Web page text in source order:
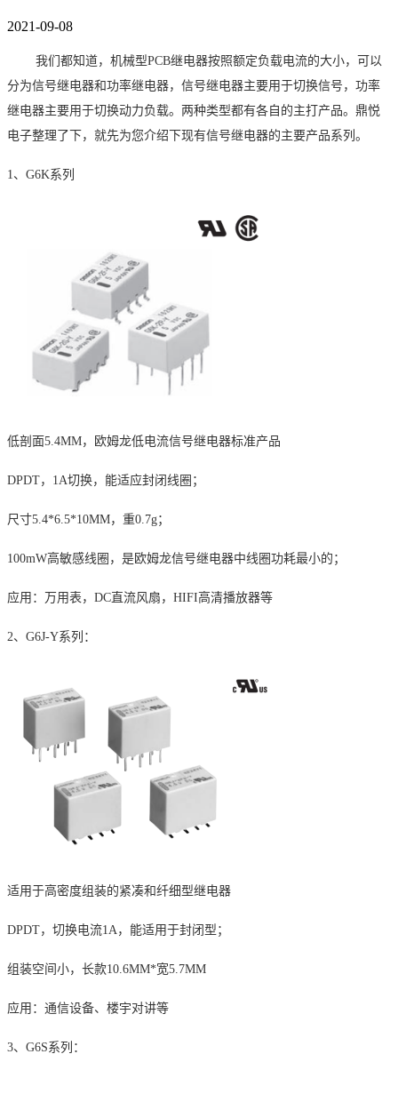
2021-09-08
我们都知道，机械型PCB继电器按照额定负载电流的大小，可以
分为信号继电器和功率继电器，信号继电器主要用于切换信号，功率
继电器主要用于切换动力负载。两种类型都有各自的主打产品。鼎悦
电子整理了下，就先为您介绍下现有信号继电器的主要产品系列。
1、 G6K系列
低剖面5.4MM，欧姆龙低电流信号继电器标准产品
DPDT， 1A切换，能适应封闭线圈；
尺寸5.4*6.5*10MM，重0.7g；
100mW高敏感线圈，是欧姆龙信号继电器中线圈功耗最小的；
应用：万用表， DC直流风扇， HIFI高清播放器等
2、 G6J-Y系列：
适用于高密度组装的紧凑和纤细型继电器
DPDT，切换电流1A，能适用于封闭型；
组装空间小，长款10.6MM*宽5.7MM
应用：通信设备、楼宇对讲等
3、G6S系列：